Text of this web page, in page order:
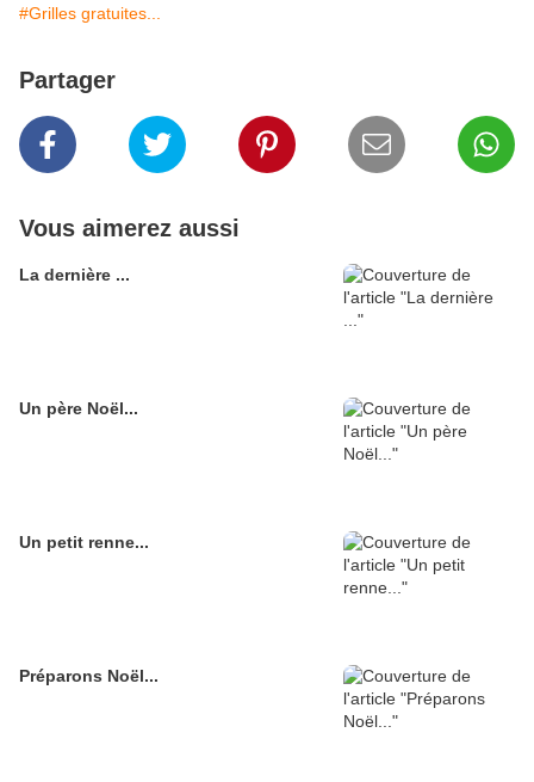
#Grilles gratuites...
Partager
Vous aimerez aussi
La dernière ...
Un père Noël...
Un petit renne...
Préparons Noël...